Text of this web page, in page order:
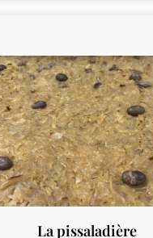
La pissaladière